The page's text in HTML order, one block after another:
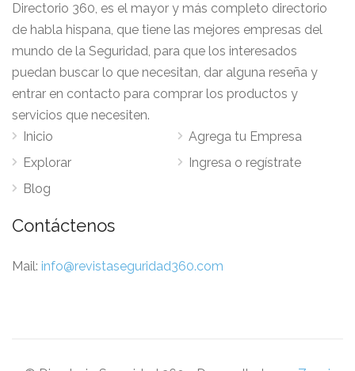
Directorio 360, es el mayor y más completo directorio
de habla hispana, que tiene las mejores empresas del
mundo de la Seguridad, para que los interesados
puedan buscar lo que necesitan, dar alguna reseña y
entrar en contacto para comprar los productos y
servicios que necesiten.
Inicio
Explorar
Blog
Agrega tu Empresa
Ingresa o regístrate
Contáctenos
Mail: info@revistaseguridad360.com